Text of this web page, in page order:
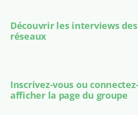
Découvrir les interviews
réseaux
Inscrivez-vous ou
afficher la page du groupe